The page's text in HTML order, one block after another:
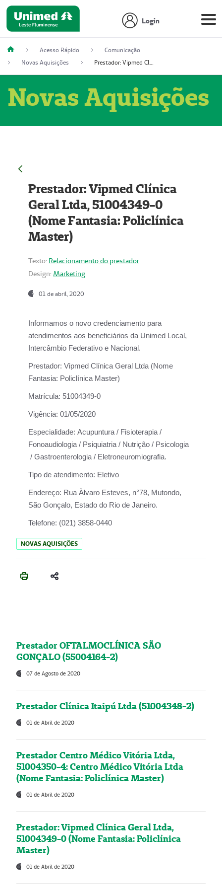
Login
Acesso Rápido
Comunicação
Novas Aquisições
Prestador: Vipmed Clínica Geral Ltda, 51004349-0 (Nome Fantasia: Policlínica Master)
Novas Aquisições
Prestador: Vipmed Clínica
Geral Ltda, 51004349-0
(Nome Fantasia: Policlínica
Master)
Texto: Relacionamento do prestador
Design: Marketing
01 de abril, 2020
Informamos o novo credenciamento para
atendimentos aos beneficiários da Unimed Local,
Intercâmbio Federativo e Nacional.
Prestador: Vipmed Clínica Geral Ltda (Nome
Fantasia: Policlínica Master)
Matrícula: 51004349-0
Vigência: 01/05/2020
Especialidade: Acupuntura / Fisioterapia /
Fonoaudiologia / Psiquiatria / Nutrição / Psicologia
/ Gastroenterologia / Eletroneuromiografia.
Tipo de atendimento: Eletivo
Endereço: Rua Àlvaro Esteves, n°78, Mutondo,
São Gonçalo, Estado do Rio de Janeiro.
Telefone: (021) 3858-0440
NOVAS AQUISIÇÕES
Prestador OFTALMOCLÍNICA SÃO
GONÇALO (55004164-2)
07 de Agosto de 2020
Prestador Clínica Itaipú Ltda (51004348-2)
01 de Abril de 2020
Prestador Centro Médico Vitória Ltda,
51004350-4: Centro Médico Vitória Ltda
(Nome Fantasia: Policlínica Master)
01 de Abril de 2020
Prestador: Vipmed Clínica Geral Ltda,
51004349-0 (Nome Fantasia: Policlínica
Master)
01 de Abril de 2020